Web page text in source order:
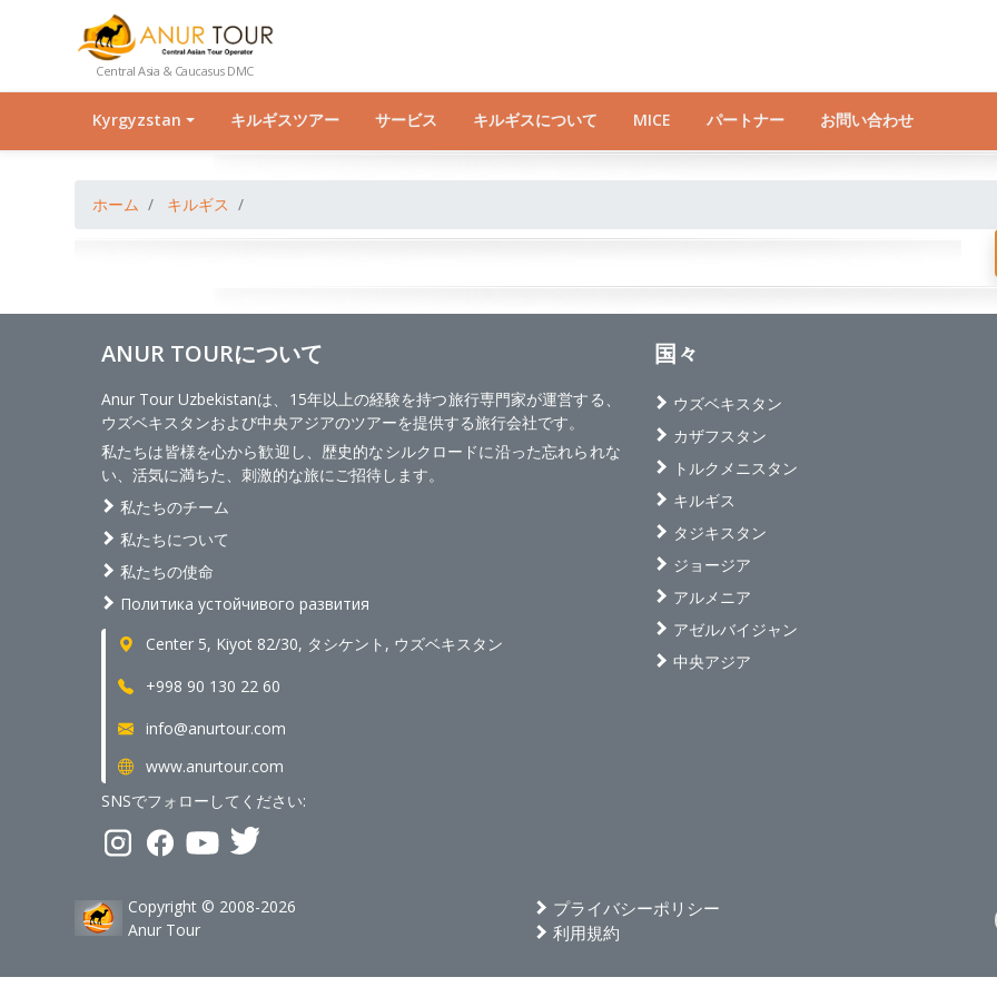
Central Asia & Caucasus DMC
Kyrgyzstan キルギスツアー サービス キルギスについて MICE パートナー お問い合わせ
ホーム キルギス
ANUR TOURについて
Anur Tour Uzbekistanは、15年以上の経験を持つ旅行専門家が運営する、
ウズベキスタンおよび中央アジアのツアーを提供する旅行会社です。
私たちは皆様を心から歓迎し、歴史的なシルクロードに沿った忘れられな
い、活気に満ちた、刺激的な旅にご招待します。
私たちのチーム
私たちについて
私たちの使命
Политика устойчивого развития
Center 5, Kiyot 82/30, タシケント, ウズベキスタン
+998 90 130 22 60
info@anurtour.com
www.anurtour.com
SNSでフォローしてください:
国々
ウズベキスタン
カザフスタン
トルクメニスタン
キルギス
タジキスタン
ジョージア
アルメニア
アゼルバイジャン
中央アジア
Copyright © 2008-2026
Anur Tour
プライバシーポリシー
利用規約